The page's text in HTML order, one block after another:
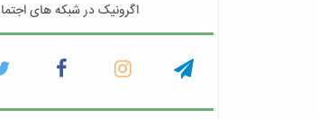
اگرونیک در شبکه های